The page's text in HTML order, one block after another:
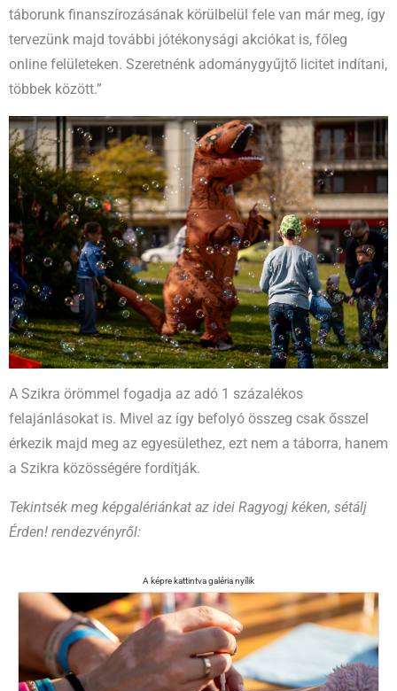
táborunk finanszírozásának körülbelül fele van már meg, így
tervezünk majd további jótékonysági akciókat is, főleg
online felületeken. Szeretnénk adománygyűjtő licitet indítani,
többek között.”
A Szikra örömmel fogadja az adó 1 százalékos
felajánlásokat is. Mivel az így befolyó összeg csak ősszel
érkezik majd meg az egyesülethez, ezt nem a táborra, hanem
a Szikra közösségére fordítják.
Tekintsék meg képgalériánkat az idei Ragyogj kéken, sétálj
Érden! rendezvényről: